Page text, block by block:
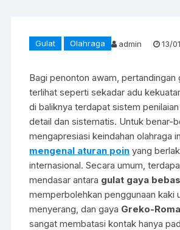
Gulat Olahraga admin 13/
Bagi penonton awam, pertandingan
terlihat seperti sekadar adu
di baliknya terdapat sistem
detail dan sistematis. Untuk benar-
mengapresiasi keindahan olahraga
mengenal aturan poin yang
internasional. Secara umum,
mendasar antara gulat gaya bebas
memperbolehkan penggunaan kaki
menyerang, dan gaya Greko-
sangat membatasi kontak hanya